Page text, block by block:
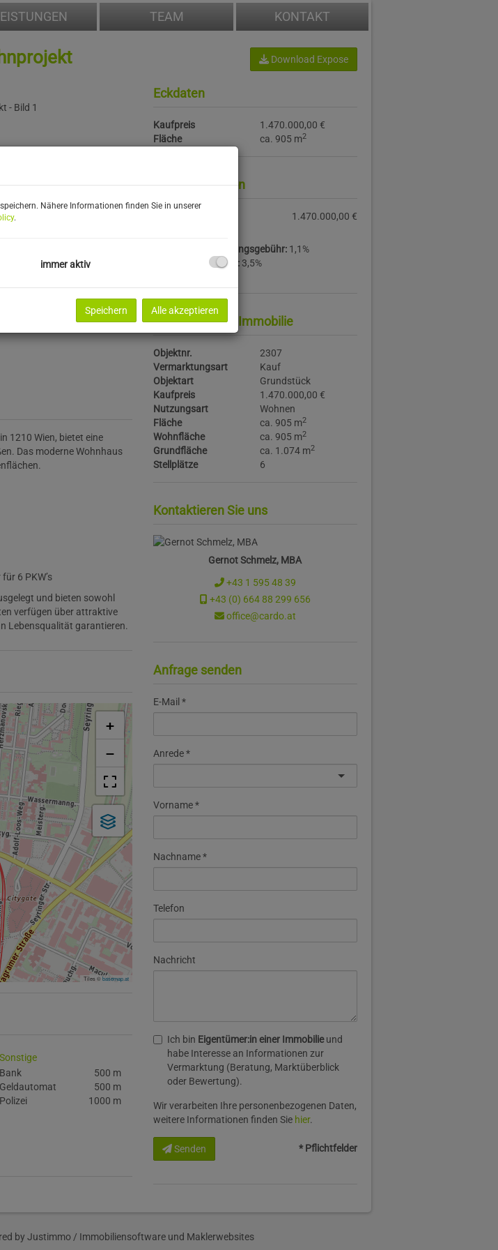
TEAM KONTAKT
1210 Wien, bietet eine
Das moderne Wohnhaus
6 PKW’s
und bieten sowohl
verfügen über attraktive
Lebensqualität garantieren.
+
−
Tiles ©basemap.at
Sonstige
Bank
500 m
Geldautomat
500 m
Polizei
1000 m
Download Expose
Eckdaten
Kaufpreis
1.470.000,00 €
Fläche
ca. 905 m2
Preisinformation
1.470.000,00 €
Grundbucheintragungsgebühr: 1,1%
Grunderwerbsteuer: 3,5%
Basisdaten zur Immobilie
Objektnr.
2307
Vermarktungsart
Kauf
Objektart
Grundstück
Kaufpreis
1.470.000,00 €
Nutzungsart
Wohnen
Fläche
ca. 905 m2
Wohnfläche ca. 905 m2
Grundfläche ca. 1.074 m2
Stellplätze 6
Kontaktieren Sie uns
Gernot Schmelz, MBA
+43 1 595 48 39
+43 (0) 664 88 299 656
office@cardo.at
Anfrage senden
E-Mail
Anrede
Vorname
Nachname
Telefon
Nachricht
Ich bin Eigentümer:in einer Immobilieund
habe Interesse an Informationen zur
Vermarktung (Beratung, Marktüberblick
oder Bewertung).
Wir verarbeiten Ihre personenbezogenen Daten,
weitere Informationen finden Sie hier.
Senden * Pflichtfelder
by Justimmo / Immobiliensoftware und Maklerwebsites
Nähere Informationen finden Sie in unserer
.
immer aktiv
Speichern Alle akzeptieren